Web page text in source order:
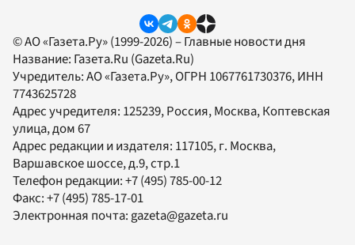
© АО «Газета.Ру» (1999-2026) – Главные новости дня
Название: Газета.Ru (Gazeta.Ru)
Учредитель:АО «Газета.Ру», ОГРН 1067761730376, ИНН
7743625728
Адрес учредителя: 125239, Россия, Москва, Коптевская
улица, дом 67
Адрес редакции и издателя: 117105, г. Москва,
Варшавское шоссе, д.9, стр.1
Телефон редакции:+7 (495) 785-00-12
Факс:+7 (495) 785-17-01
Электронная почта:gazeta@gazeta.ru